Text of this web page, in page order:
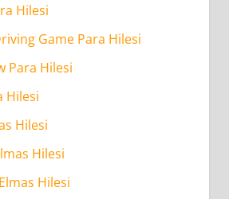
Hilesi
Game Para Hilesi
Para Hilesi
Hilesi
Hilesi
Hilesi
Hilesi